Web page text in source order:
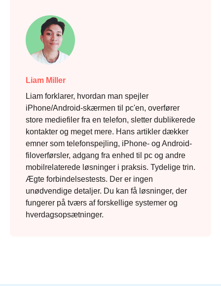
Liam Miller
Liam forklarer, hvordan man spejler
iPhone/Android-skærmen til pc'en, overfører
store mediefiler fra en telefon, sletter dublikerede
kontakter og meget mere. Hans artikler dækker
emner som telefonspejling, iPhone- og Android-
filoverførsler, adgang fra enhed til pc og andre
mobilrelaterede løsninger i praksis. Tydelige trin.
Ægte forbindelsestests. Der er ingen
unødvendige detaljer. Du kan få løsninger, der
fungerer på tværs af forskellige systemer og
hverdagsopsætninger.